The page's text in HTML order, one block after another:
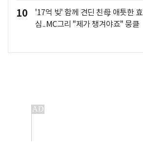
10
'17억 빚' 함께 견딘 친母 애틋한 효
심..MC그리 "제가 챙겨야죠" 뭉클